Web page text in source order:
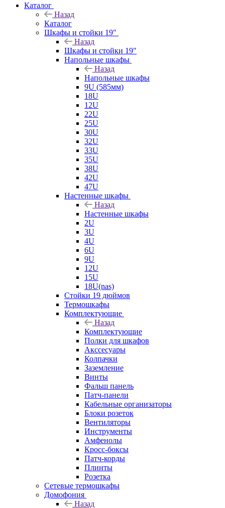
Каталог
Назад
Каталог
Шкафы и стойки 19"
Назад
Шкафы и стойки 19"
Напольные шкафы
Назад
Напольные шкафы
9U (585мм)
18U
12U
22U
25U
30U
32U
33U
35U
38U
42U
47U
Настенные шкафы
Назад
Настенные шкафы
2U
3U
4U
6U
9U
12U
15U
18U(nas)
Стойки 19 дюймов
Термошкафы
Комплектующие
Назад
Комплектующие
Полки для шкафов
Акссесуары
Колпачки
Заземление
Винты
Фальш панель
Патч-панели
Кабельные организаторы
Блоки розеток
Вентиляторы
Инструменты
Амфенолы
Кросс-боксы
Патч-корды
Плинты
Розетка
Сетевые термошкафы
Домофония
Назад